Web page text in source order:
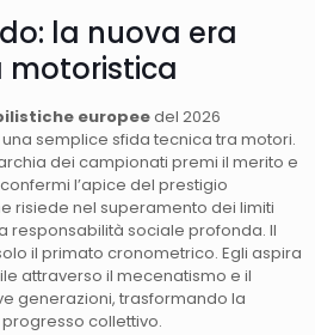
la nuova era
motoristica
europeedel 2026
semplice sfida tecnica tra motori.
dei campionati premi il merito e
l’apice del prestigio
risiede nel superamento dei limiti
responsabilità sociale profonda. Il
il primato cronometrico. Egli aspira
attraverso il mecenatismo e il
generazioni, trasformando la
collettivo.